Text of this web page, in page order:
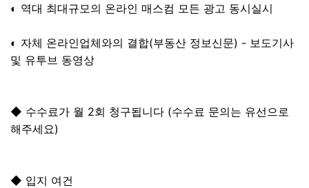
◐ 역대 최대규모의 온라인 매스컴 모든 광고 동시실시
◐ 자체 온라인업체와의 결합(부동산 정보신문) - 보도기사
및 유투브 동영상
◆ 수수료가 월 2회 청구됩니다 (수수료 문의는 유선으로
해주세요)
◆ 입지 여건